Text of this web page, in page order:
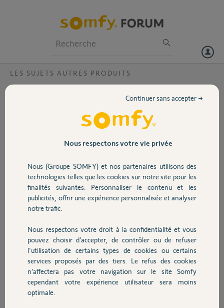
Volet
Sécurité
Domotique
Chauffage
Autres produits
LES SUJETS AUTRES PRODUITS
activation avant branchement
Je viens de recevoir ma box tahoma ,mais c'est pour la construction
d'une maison ou nous investirons les lieux en septembre 2019,dois je
activer ma box lorsque j'aménagerai ou puis je le faire maintenant
sachant qu'elle ne sera branché que d'ici plusieurs mois voir une
mady B.
Participer au fil de discussion
Bonjour,
Le mieux est d'attendre sa mise en place définitive.
Mais rien ne vous empêche de l'activer maintenant si vous souhaitez
l'utiliser.
Nous respectons votre vie privée
Nous (Groupe SOMFY) et nos partenaires utilisons des
technologies telles que les cookies sur notre site pour les
finalités suivantes: Personnaliser le contenu et les
publicités, offrir une expérience personnalisée et analyser
notre trafic.
Nous respectons votre droit à la confidentialité et vous
pouvez choisir d’accepter, de contrôler ou de refuser
l'utilisation de certains types de cookies ou certains
services proposés par des tiers. Le refus des cookies
n’affectera pas votre navigation sur le site Somfy
cependant votre expérience utilisateur sera moins
optimale.
Continuer sans accepter →